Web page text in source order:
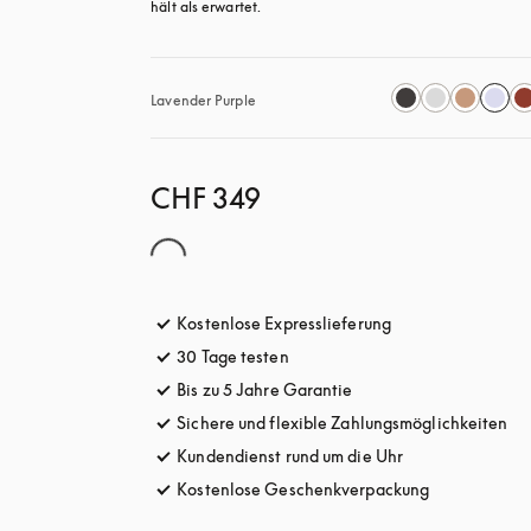
hält als erwartet.
Lavender Purple
CHF 349
Kostenlose Expresslieferungöffnet sich in
30 Tage testen
Bis zu 5 Jahre Garantie
Sichere und flexible Zahlungsmöglichkeiten
Kundendienst rund um die Uhr
Kostenlose Geschenkverpackung